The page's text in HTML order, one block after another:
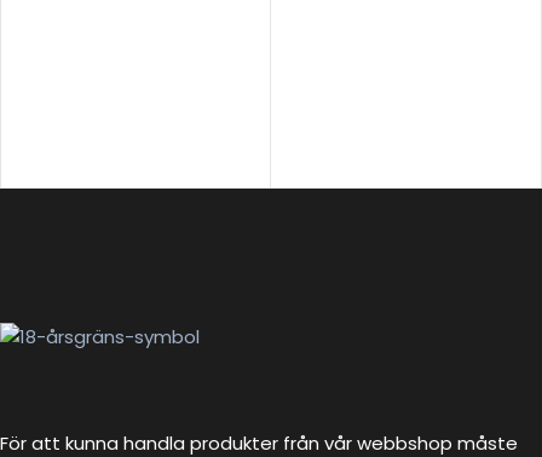
För att kunna handla produkter från vår webbshop måste